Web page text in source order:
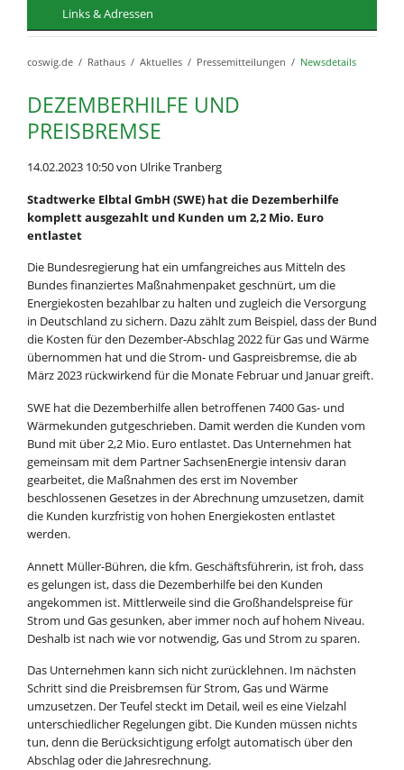
Links & Adressen
coswig.de Rathaus Aktuelles Pressemitteilungen Newsdetails
DEZEMBERHILFE UND
PREISBREMSE
14.02.2023 10:50von Ulrike Tranberg
Stadtwerke Elbtal GmbH (SWE) hat die Dezemberhilfe
komplett ausgezahlt und Kunden um 2,2 Mio. Euro
entlastet
Die Bundesregierung hat ein umfangreiches aus Mitteln des
Bundes finanziertes Maßnahmenpaket geschnürt, um die
Energiekosten bezahlbar zu halten und zugleich die Versorgung
in Deutschland zu sichern. Dazu zählt zum Beispiel, dass der Bund
die Kosten für den Dezember-Abschlag 2022 für Gas und Wärme
übernommen hat und die Strom- und Gaspreisbremse, die ab
März 2023 rückwirkend für die Monate Februar und Januar greift.
SWE hat die Dezemberhilfe allen betroffenen 7400 Gas- und
Wärmekunden gutgeschrieben. Damit werden die Kunden vom
Bund mit über 2,2 Mio. Euro entlastet. Das Unternehmen hat
gemeinsam mit dem Partner SachsenEnergie intensiv daran
gearbeitet, die Maßnahmen des erst im November
beschlossenen Gesetzes in der Abrechnung umzusetzen, damit
die Kunden kurzfristig von hohen Energiekosten entlastet
werden.
Annett Müller-Bühren, die kfm. Geschäftsführerin, ist froh, dass
es gelungen ist, dass die Dezemberhilfe bei den Kunden
angekommen ist. Mittlerweile sind die Großhandelspreise für
Strom und Gas gesunken, aber immer noch auf hohem Niveau.
Deshalb ist nach wie vor notwendig, Gas und Strom zu sparen.
Das Unternehmen kann sich nicht zurücklehnen. Im nächsten
Schritt sind die Preisbremsen für Strom, Gas und Wärme
umzusetzen. Der Teufel steckt im Detail, weil es eine Vielzahl
unterschiedlicher Regelungen gibt. Die Kunden müssen nichts
tun, denn die Berücksichtigung erfolgt automatisch über den
Abschlag oder die Jahresrechnung.